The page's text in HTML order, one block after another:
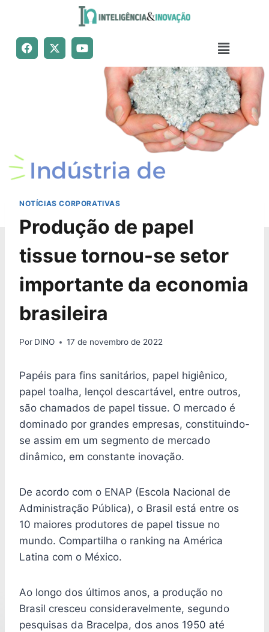
NOTÍCIAS CORPORATIVAS
Produção de papel
tissue tornou-se setor
importante da economia
brasileira
Por DINO 17 de novembro de 2022
Papéis para fins sanitários, papel higiênico,
papel toalha, lençol descartável, entre outros,
são chamados de papel tissue. O mercado é
dominado por grandes empresas, constituindo-
se assim em um segmento de mercado
dinâmico, em constante inovação.
De acordo com o ENAP (Escola Nacional de
Administração Pública), o Brasil está entre os
10 maiores produtores de papel tissue no
mundo. Compartilha o ranking na América
Latina com o México.
Ao longo dos últimos anos, a produção no
Brasil cresceu consideravelmente, segundo
pesquisas da Bracelpa, dos anos 1950 até